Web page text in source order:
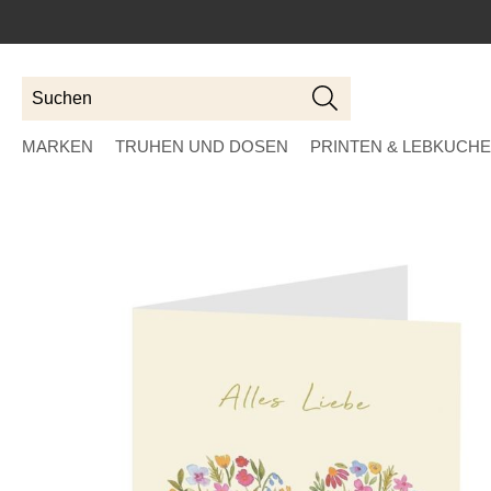
Suchen
MARKEN TRUHEN UND DOSEN PRINTEN &